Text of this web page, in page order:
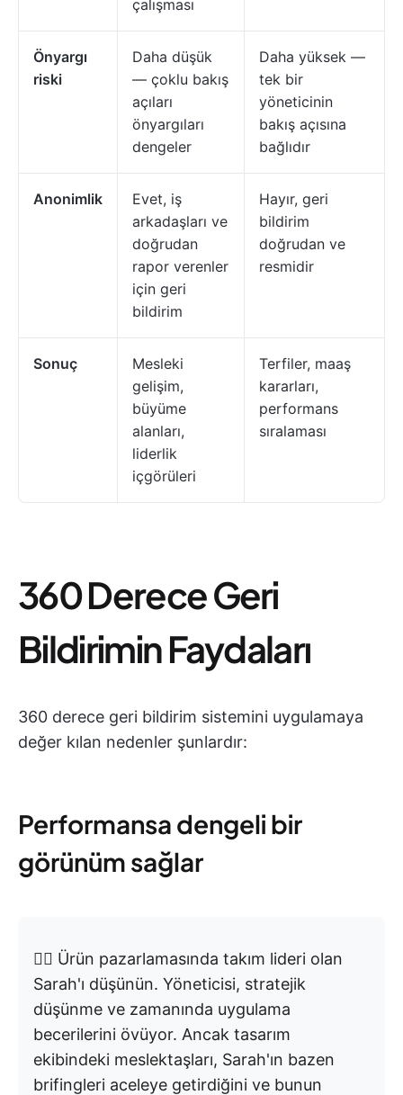
çalışması
Önyargı
riski
Daha düşük
— çoklu bakış
açıları
önyargıları
dengeler
Daha yüksek —
tek bir
yöneticinin
bakış açısına
bağlıdır
Anonimlik
Evet, iş
arkadaşları ve
doğrudan
rapor verenler
için geri
bildirim
Hayır, geri
bildirim
doğrudan ve
resmidir
Sonuç
Mesleki
gelişim,
büyüme
alanları,
liderlik
içgörüleri
Terfiler, maaş
kararları,
performans
sıralaması
360 Derece Geri
Bildirimin Faydaları
360 derece geri bildirim sistemini uygulamaya
değer kılan nedenler şunlardır:
Performansa dengeli bir
görünüm sağlar
👉🏼 Ürün pazarlamasında takım lideri olan
Sarah'ı düşünün. Yöneticisi, stratejik
düşünme ve zamanında uygulama
becerilerini övüyor. Ancak tasarım
ekibindeki meslektaşları, Sarah'ın bazen
brifingleri aceleye getirdiğini ve bunun